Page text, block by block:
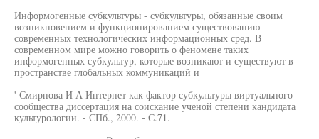
Информогенные субкультуры - субкультуры, обязанные своим
возникновением и функционированием существованию
современных технологических информационных сред. В
современном мире можно говорить о феномене таких
информогенных субкультур, которые возникают и существуют в
пространстве глобальных коммуникаций и
' Смирнова И А Интернет как фактор субкультуры виртуального
сообщества диссертация на соискание ученой степени кандидата
культурологии. - СПб., 2000. - С.71.